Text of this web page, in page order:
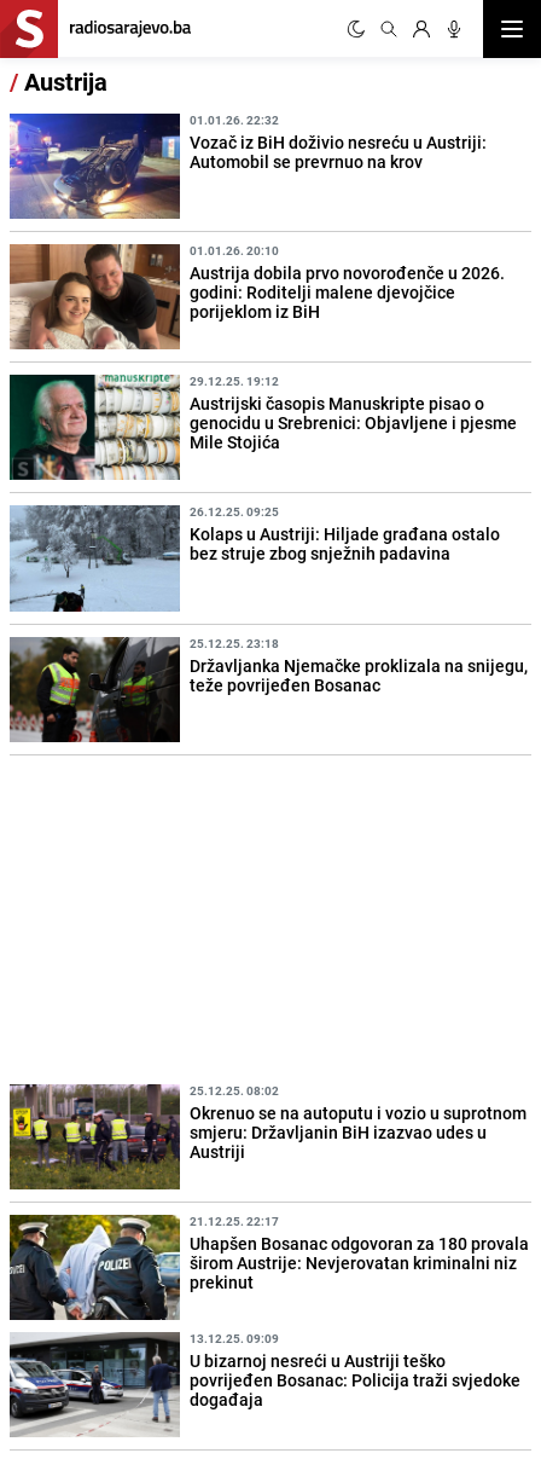
/Austrija
01.01.26. 22:32
Vozač iz BiH doživio nesreću u Austriji:
Automobil se prevrnuo na krov
01.01.26. 20:10
Austrija dobila prvo novorođenče u 2026.
godini: Roditelji malene djevojčice
porijeklom iz BiH
29.12.25. 19:12
Austrijski časopis Manuskripte pisao o
genocidu u Srebrenici: Objavljene i pjesme
Mile Stojića
26.12.25. 09:25
Kolaps u Austriji: Hiljade građana ostalo
bez struje zbog snježnih padavina
25.12.25. 23:18
Državljanka Njemačke proklizala na snijegu,
teže povrijeđen Bosanac
25.12.25. 08:02
Okrenuo se na autoputu i vozio u suprotnom
smjeru: Državljanin BiH izazvao udes u
Austriji
21.12.25. 22:17
Uhapšen Bosanac odgovoran za 180 provala
širom Austrije: Nevjerovatan kriminalni niz
prekinut
13.12.25. 09:09
U bizarnoj nesreći u Austriji teško
povrijeđen Bosanac: Policija traži svjedoke
događaja